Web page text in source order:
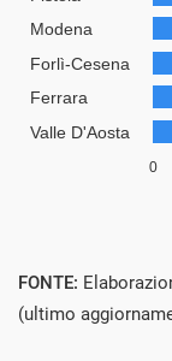
FONTE:
(ultimo